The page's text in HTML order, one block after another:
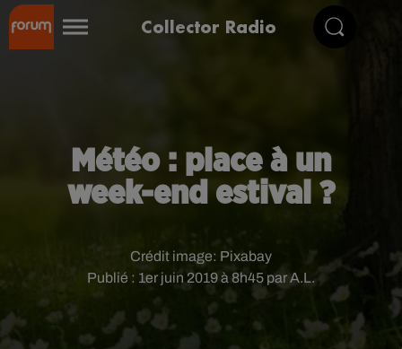
Collector Radio
Météo : place à un
week-end estival ?
Publié : 1er juin 2019 à 8h45 par A.L.
Crédit image: Pixabay